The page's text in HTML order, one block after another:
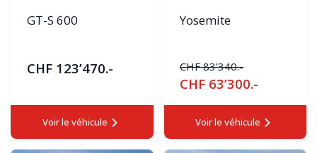
GT-S 600
CHF 123’470.-
Voir le véhicule
Yosemite
CHF 83’340.-
CHF 63’300.-
Voir le véhicule